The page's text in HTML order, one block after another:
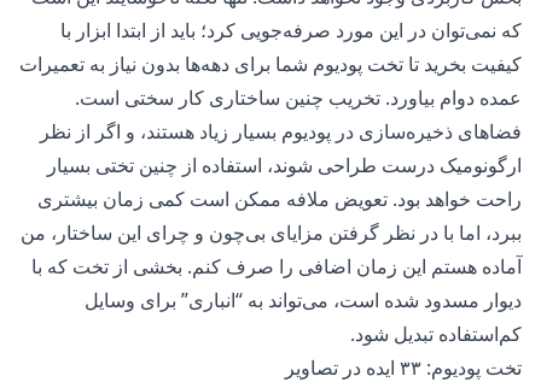
که نمی‌توان در این مورد صرفه‌جویی کرد؛ باید از ابتدا ابزار با
کیفیت بخرید تا تخت پودیوم شما برای دهه‌ها بدون نیاز به تعمیرات
عمده دوام بیاورد. تخریب چنین ساختاری کار سختی است.
فضاهای ذخیره‌سازی در پودیوم بسیار زیاد هستند، و اگر از نظر
ارگونومیک درست طراحی شوند، استفاده از چنین تختی بسیار
راحت خواهد بود. تعویض ملافه ممکن است کمی زمان بیشتری
ببرد، اما با در نظر گرفتن مزایای بی‌چون و چرای این ساختار، من
آماده هستم این زمان اضافی را صرف کنم. بخشی از تخت که با
دیوار مسدود شده است، می‌تواند به “انباری” برای وسایل
کم‌استفاده تبدیل شود.
تخت پودیوم: ۳۳ ایده در تصاویر